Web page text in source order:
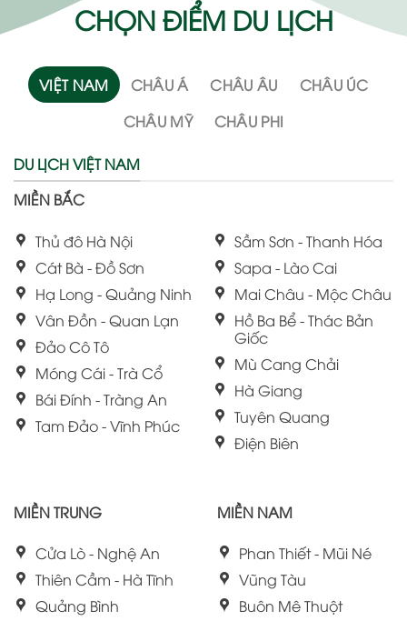
CHỌN ĐIỂM DU LỊCH
VIỆT NAM CHÂU Á CHÂU ÂU
CHÂU ÚC
CHÂU MỸ
CHÂU PHI
DU LỊCH VIỆT NAM
MIỀN BẮC
Thủ đô Hà Nội
Cát Bà - Đồ Sơn
Hạ Long - Quảng Ninh
Vân Đồn - Quan Lạn
Đảo Cô Tô
Móng Cái - Trà Cổ
Bái Đính - Tràng An
Tam Đảo - Vĩnh Phúc
Sầm Sơn - Thanh Hóa
Sapa - Lào Cai
Mai Châu - Mộc Châu
Hồ Ba Bể - Thác Bản
Giốc
Mù Cang Chải
Hà Giang
Tuyên Quang
Điện Biên
MIỀN TRUNG
Cửa Lò - Nghệ An
Thiên Cầm - Hà Tĩnh
Quảng Bình
MIỀN NAM
Phan Thiết - Mũi Né
Vũng Tàu
Buôn Mê Thuột